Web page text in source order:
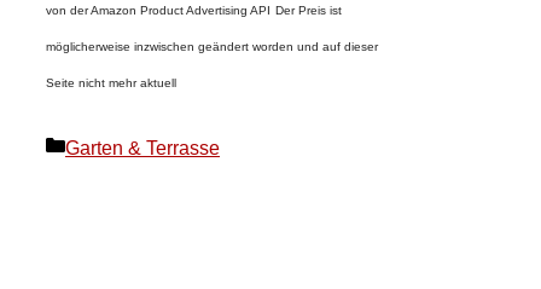
von der Amazon Product Advertising API Der Preis ist
möglicherweise inzwischen geändert worden und auf dieser
Seite nicht mehr aktuell
Kategorien
Garten & Terrasse